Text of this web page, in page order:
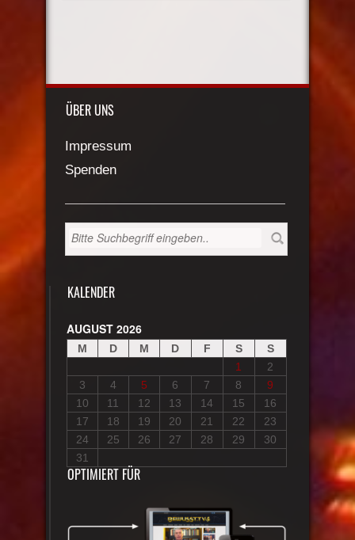
ÜBER UNS
Impressum
Spenden
KALENDER
AUGUST 2026
M D M D F S
S
1
2
3
4 5 6 7 8
9
10
11 12 13 14 15
16
17
18 19 20 21 22
23
24
25 26 27 28 29
30
31
OPTIMIERT FÜR